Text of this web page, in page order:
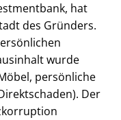
hat
des Gründers.
wurde
persönliche
Der